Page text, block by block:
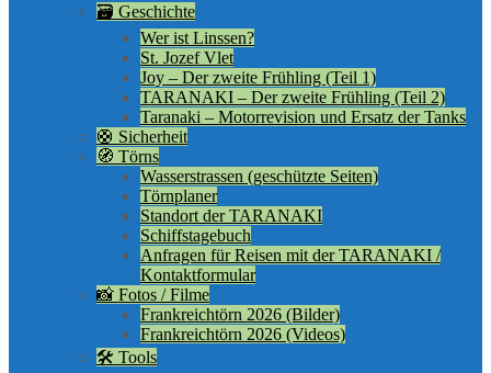
🗃️ Geschichte
Wer ist Linssen?
St. Jozef Vlet
Joy – Der zweite Frühling (Teil 1)
TARANAKI – Der zweite Frühling (Teil 2)
Taranaki – Motorrevision und Ersatz der Tanks
🛟 Sicherheit
🧭 Törns
Wasserstrassen (geschützte Seiten)
Törnplaner
Standort der TARANAKI
Schiffstagebuch
Anfragen für Reisen mit der TARANAKI /
Kontaktformular
📸 Fotos / Filme
Frankreichtörn 2026 (Bilder)
Frankreichtörn 2026 (Videos)
🛠️ Tools